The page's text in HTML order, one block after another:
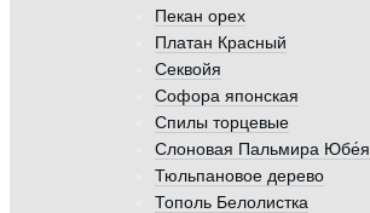
Пекан орех
Платан Красный
Секвойя
Софора японская
Спилы торцевые
Слоновая Пальмира Юбе́я
Тюльпановое дерево
Тополь Белолистка